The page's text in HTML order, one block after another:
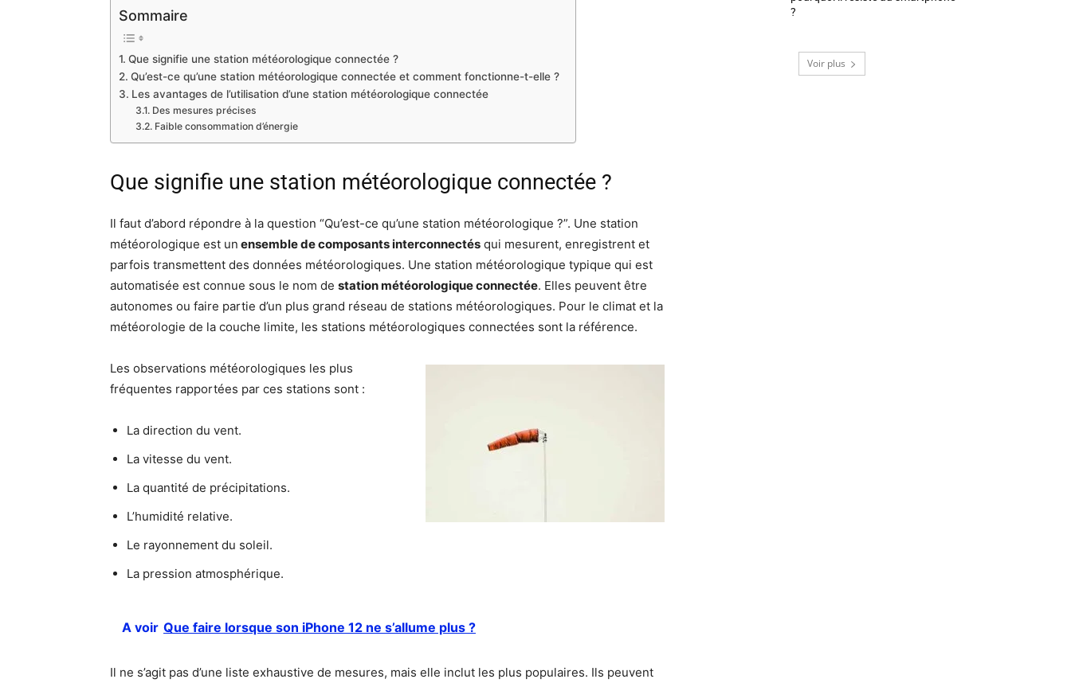
Sommaire
Que signifie une station météorologique connectée ?
Qu’est-ce qu’une station météorologique connectée et comment fonctionne-t-elle ?
Les avantages de l’utilisation d’une station météorologique connectée
Des mesures précises
Faible consommation d’énergie
Que signifie une station météorologique connectée ?
Il faut d’abord répondre à la question “Qu’est-ce qu’une station météorologique ?”. Une station
météorologique est un ensemble de composants interconnectés qui mesurent, enregistrent et
parfois transmettent des données météorologiques. Une station météorologique typique qui est
automatisée est connue sous le nom de station météorologique connectée. Elles peuvent être
autonomes ou faire partie d’un plus grand réseau de stations météorologiques. Pour le climat et la
météorologie de la couche limite, les stations météorologiques connectées sont la référence.
Les observations météorologiques les plus
fréquentes rapportées par ces stations sont :
La direction du vent.
La vitesse du vent.
La quantité de précipitations.
L’humidité relative.
Le rayonnement du soleil.
La pression atmosphérique.
A voir Que faire lorsque son iPhone 12 ne s’allume plus ?
Il ne s’agit pas d’une liste exhaustive de mesures, mais elle inclut les plus populaires. Ils peuvent
?
Voir plus